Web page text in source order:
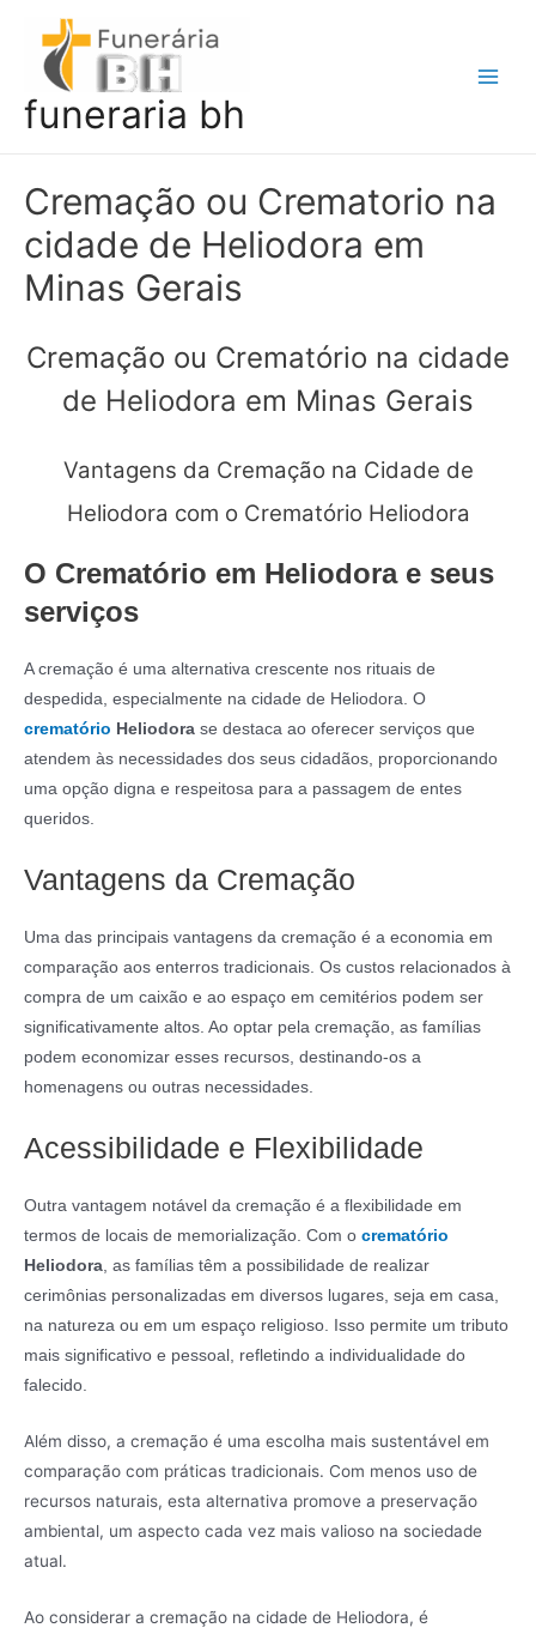
conteúdo
funeraria bh
Cremação ou Crematorio na
cidade de Heliodora em
Minas Gerais
Cremação ou Crematório na cidade
de Heliodora em Minas Gerais
Vantagens da Cremação na Cidade de
Heliodora com o Crematório Heliodora
O Crematório em Heliodora e seus
serviços
A cremação é uma alternativa crescente nos rituais de
despedida, especialmente na cidade de Heliodora. O
crematório Heliodora se destaca ao oferecer serviços que
atendem às necessidades dos seus cidadãos, proporcionando
uma opção digna e respeitosa para a passagem de entes
queridos.
Vantagens da Cremação
Uma das principais vantagens da cremação é a economia em
comparação aos enterros tradicionais. Os custos relacionados à
compra de um caixão e ao espaço em cemitérios podem ser
significativamente altos. Ao optar pela cremação, as famílias
podem economizar esses recursos, destinando-os a
homenagens ou outras necessidades.
Acessibilidade e Flexibilidade
Outra vantagem notável da cremação é a flexibilidade em
termos de locais de memorialização. Com o crematório
Heliodora, as famílias têm a possibilidade de realizar
cerimônias personalizadas em diversos lugares, seja em casa,
na natureza ou em um espaço religioso. Isso permite um tributo
mais significativo e pessoal, refletindo a individualidade do
falecido.
Além disso, a cremação é uma escolha mais sustentável em
comparação com práticas tradicionais. Com menos uso de
recursos naturais, esta alternativa promove a preservação
ambiental, um aspecto cada vez mais valioso na sociedade
atual.
Ao considerar a cremação na cidade de Heliodora, é